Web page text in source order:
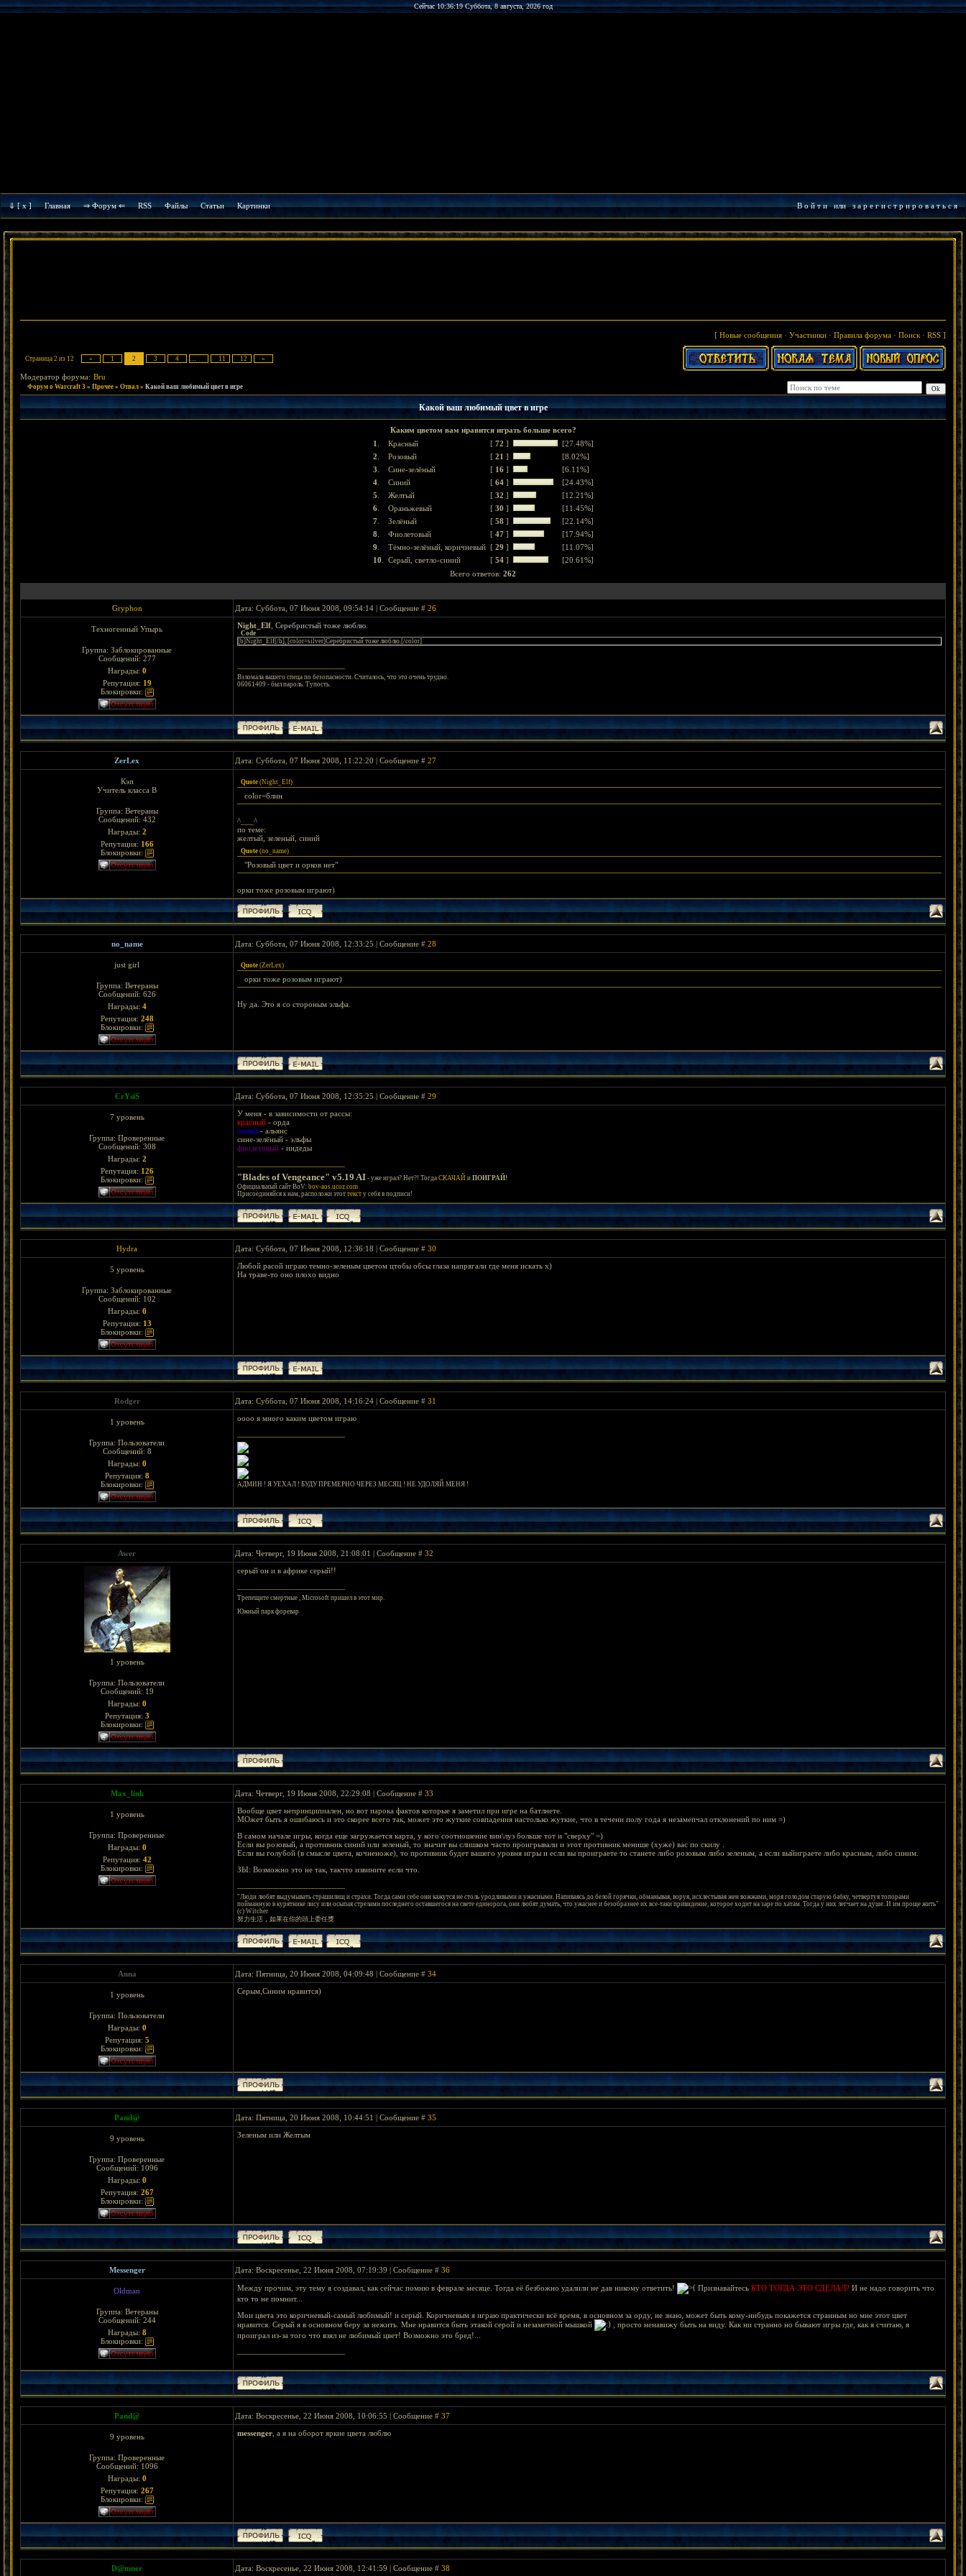
Сейчас 10:36:19 Суббота, 8 августа, 2026 год
⇓ [ x ] Главная ⇒ Форум ⇐ RSS Файлы Cтатьи Картинки В о й т иилиз а р е г и с т р и р о в а т ь с я
[ Новые сообщения · Участники · Правила форума · Поиск · RSS ]
Страница 2 из 12 « 1 2 3 4 … 11 12 »
Модератор форума: Bru
Форум о Warcraft 3 » Прочее » Отвал » Какой ваш любимый цвет в игре
Какой ваш любимый цвет в игре
Каким цветом вам нравится играть больше всего?
1
Красный [ 72 ]
[27.48%]
2
Розовый [ 21 ]
[8.02%]
3
Сине-зелёный [ 16]
[6.11%]
4. Синий [ 64]
[24.43%]
5
Желтый [ 32 ]
[12.21%]
6. Ораньжевый [ 30 ]
[11.45%]
7. Зелёный [ 58 ]
[22.14%]
8
Фиолетовый [ 47]
[17.94%]
9
Тёмно-зелёный, коричневый [ 29 ]
[11.07%]
10
Серый, светло-синий [ 54]
[20.61%]
Всего ответов: 262
Gryphon Дата: Суббота, 07 Июня 2008, 09:54:14 | Сообщение # 26
Техногенный Упырь
Группа: Заблокированные
Сообщений: 277
Награды: 0
Репутация: 19
Блокировки:
Night_Elf Серебристый тоже люблю.
Code
[b]Night_Elf[/b], [color=silver]Серебристый тоже люблю.[/color]
Взломала вашего спеца по безопасности. Считалось, что это очень трудно.
06061409 - был пароль. Тупость.
ZerLex Дата: Суббота, 07 Июня 2008, 11:22:20 | Сообщение # 27
Кэп
Учитель класса В
Группа: Ветераны
Сообщений: 432
Награды: 2
Репутация: 166
Блокировки:
Quote (Night_Elf)
color=блин
^___^
по теме:
желтый, зеленый, синий
Quote (no_name)
"Розовый цвет и орков нет"
орки тоже розовым играют)
no_name Дата: Суббота, 07 Июня 2008, 12:33:25 | Сообщение # 28
just girl
Группа: Ветераны
Сообщений: 626
Награды: 4
Репутация: 248
Блокировки:
Quote (ZerLex)
орки тоже розовым играют)
Ну да. Это я со стороным эльфа.
CrYsiS Дата: Суббота, 07 Июня 2008, 12:35:25 | Сообщение # 29
7 уровень
Группа: Проверенные
Сообщений: 308
Награды: 2
Репутация: 126
Блокировки:
У меня - в зависимости от рассы:
красный - орда
синий - альянс
сине-зелёный - эльфы
фиолетовый - индеды
"Blades of Vengeance" v5.19 AI - уже играл? Нет?! Тогда СКАЧАЙ и ПОИГРАЙ!
Официальный сайт BoV: bov-aos.ucoz.com
Присоединяйся к нам, расположи этот текст у себя в подписи!
Hydra Дата: Суббота, 07 Июня 2008, 12:36:18 | Сообщение # 30
5 уровень
Группа: Заблокированные
Сообщений: 102
Награды: 0
Репутация: 13
Блокировки:
Любой расой играю темно-зеленым цветом цтобы обсы глаза напрягали где меня искать х)
На траве-то оно плохо видно
Rodger Дата: Суббота, 07 Июня 2008, 14:16:24 | Сообщение # 31
1 уровень
Группа: Пользователи
Сообщений: 8
Награды: 0
Репутация: 8
Блокировки:
оооо я много каким цветом играю
АДМИН ! Я УЕХАЛ ! БУДУ ПРЕМЕРНО ЧЕРЕЗ МЕСЯЦ ! НЕ УДОЛЯЙ МЕНЯ !
Awer Дата: Четверг, 19 Июня 2008, 21:08:01 | Сообщение # 32
1 уровень
Группа: Пользователи
Сообщений: 19
Награды: 0
Репутация: 3
Блокировки:
серый он и в африке серый!!
Трепещите смертные , Microsoft пришел в этот мир.
Южный парк форевap
Max_link Дата: Четверг, 19 Июня 2008, 22:29:08 | Сообщение # 33
1 уровень
Группа: Проверенные
Награды: 0
Репутация: 42
Блокировки:
Вообще цвет непринципиален, но вот парока фактов которые я заметил при игре на батлнете.
МОжет быть я ошибаюсь и это скорее всего так, может это жуткие совпадения настолько жуткие, что в течени полу года я незамепчал отклонений по ним =)
В самом начале игры, когда еще загружается карта, у кого соотношение вин\луз больше тот и "сверху" =)
Если вы розовый, а противник синий или зеленый, то значит вы слишком часто проигрывали и этот противник менише (хуже) вас по скилу .
Если вы голубой (в смысле цвета, кочненоже), то противник будет вашего уровня игры и если вы проиграете то станете либо розовым либо зеленым, а если выйиграете либо красным, либо синим.
ЗЫ: Возможно это не так, такчто извините если что.
"Люди любят выдумывать страшилищ и страхи. Тогда сами себе они кажутся не столь уродливыми и ужасными. Напиваясь до белой горячки, обманывая, воруя, исхлестывая жен вожжами, моря голодом старую бабку, четвертуя топорами
пойманную в курятнике лису или осыпая стрелами последнего оставшегося на свете единорога, они любят думать, что ужаснее и безобразнее их все-таки привидение, которое ходит на заре по хатам. Тогда у них легчает на душе. И им проще жить"
(с) Witcher
努力生活，如果在你的頭上委任獎
Anna Дата: Пятница, 20 Июня 2008, 04:09:48 | Сообщение # 34
1 уровень
Группа: Пользователи
Награды: 0
Репутация: 5
Блокировки:
Серым,Синим нравится)
Pand@ Дата: Пятница, 20 Июня 2008, 10:44:51 | Сообщение # 35
9 уровень
Группа: Проверенные
Сообщений: 1096
Награды: 0
Репутация: 267
Блокировки:
Зеленым или Желтым
Messenger Дата: Воскресенье, 22 Июня 2008, 07:19:39 | Сообщение # 36
Oldman
Группа: Ветераны
Сообщений: 244
Награды: 8
Блокировки:
Между прочим, эту тему я создавал, как сейчас помню в феврале месяце. Тогда её безбожно удалили не дав никому ответить! Признавайтесь КТО ТОГДА ЭТО СДЕЛАЛ? И не надо говорить что
кто то не помнит...
Мои цвета это коричневый-самый любимый! и серый. Коричневым я играю практически всё время, в основном за орду, не знаю, может быть кому-нибудь покажется странным но мне этот цвет
нравится. Серый я в основном беру за нежить. Мне нравится быть этакой серой и незаметной мышкой
, просто ненавижу быть на виду. Как ни странно но бывают игры где, как я считаю, я
проиграл из-за того что взял не любимый цвет! Возможно это бред!...
Pand@ Дата: Воскресенье, 22 Июня 2008, 10:06:55 | Сообщение # 37
9 уровень
Группа: Проверенные
Сообщений: 1096
Награды: 0
Репутация: 267
Блокировки:
messenger , а я на оборот яркие цвета люблю
D@mner Дата: Воскресенье, 22 Июня 2008, 12:41:59 | Сообщение # 38